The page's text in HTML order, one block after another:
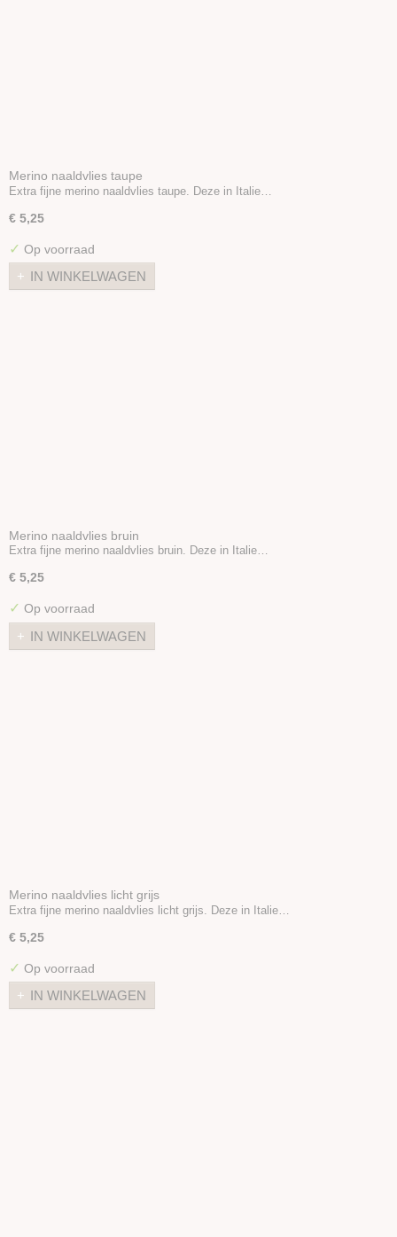
Merino naaldvlies taupe
Extra fijne merino naaldvlies taupe. Deze in Italie…
€ 5,25
✓ Op voorraad
IN WINKELWAGEN
Merino naaldvlies bruin
Extra fijne merino naaldvlies bruin. Deze in Italie…
€ 5,25
✓ Op voorraad
IN WINKELWAGEN
Merino naaldvlies licht grijs
Extra fijne merino naaldvlies licht grijs. Deze in Italie…
€ 5,25
✓ Op voorraad
IN WINKELWAGEN